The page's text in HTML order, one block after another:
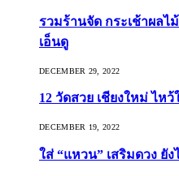
รวมร้านจัด กระเช้าผลไ
เอ็นดู
DECEMBER 29, 2022
12 วัดสวย เชียงใหม่ ไห
DECEMBER 19, 2022
ใส่ “แหวน” เสริมดวง ยัง